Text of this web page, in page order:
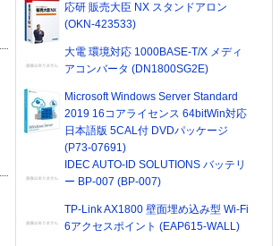
応研 販売大臣 NX スタンドアロン
(OKN-423533)
大電 環境対応 1000BASE-T/X メディ
アコンバータ (DN1800SG2E)
Microsoft Windows Server Standard
2019 16コアライセンス 64bitWin対応
日本語版 5CAL付 DVDパッケージ
(P73-07691)
IDEC AUTO-ID SOLUTIONS バッテリ
ー BP-007 (BP-007)
TP-Link AX1800 壁面埋め込み型 Wi-Fi
6アクセスポイント (EAP615-WALL)